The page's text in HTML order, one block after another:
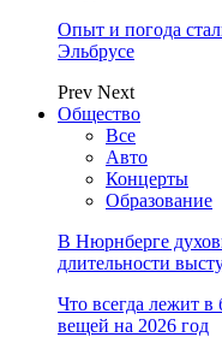
Опыт и погода
Эльбрусе
Prev Next
Общество
Все
Авто
Концерты
Образование
В Нюрнберге
длительности
Что всегда лежит
вещей на 2026 год